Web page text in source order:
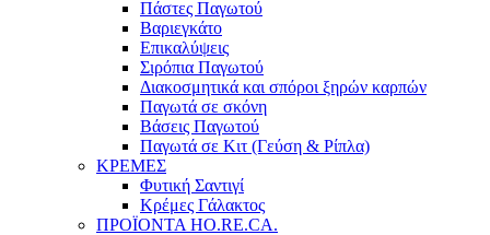
Πάστες Παγωτού
Βαριεγκάτο
Επικαλύψεις
Σιρόπια Παγωτού
Διακοσμητικά και σπόροι ξηρών καρπών
Παγωτά σε σκόνη
Βάσεις Παγωτού
Παγωτά σε Κιτ (Γεύση & Ρίπλα)
ΚΡΕΜΕΣ
Φυτική Σαντιγί
Κρέμες Γάλακτος
ΠΡΟΪΟΝΤΑ HO.RE.CA.